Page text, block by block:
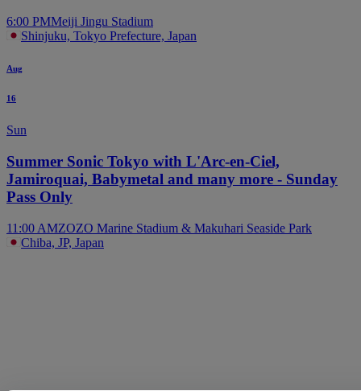
6:00 PMMeiji Jingu Stadium
Shinjuku, Tokyo Prefecture, Japan
Aug
16
Sun
Summer Sonic Tokyo with L'Arc-en-Ciel,
Jamiroquai, Babymetal and many more - Sunday
Pass Only
11:00 AMZOZO Marine Stadium & Makuhari Seaside Park
Chiba, JP, Japan